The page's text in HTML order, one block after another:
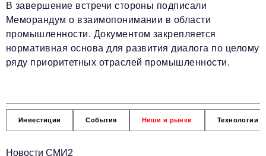
В завершение встречи стороны подписали
Меморандум о взаимопонимании в области
промышленности. Документом закрепляется
нормативная основа для развития диалога по целому
ряду приоритетных отраслей промышленности.
Инвестиции События Ниши и рынки Технологии
Новости СМИ2